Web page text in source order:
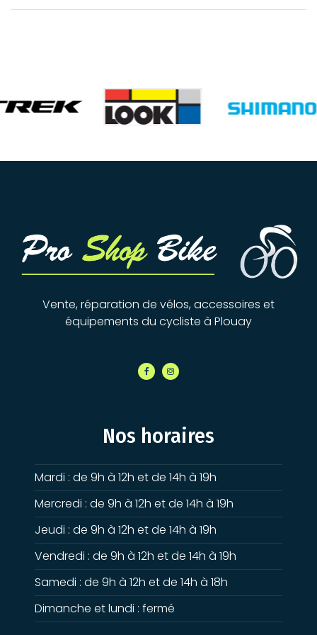
Vente, réparation de vélos, accessoires et
équipements du cycliste à Plouay
Nos horaires
Mardi : de 9h à 12h et de 14h à 19h
Mercredi : de 9h à 12h et de 14h à 19h
Jeudi : de 9h à 12h et de 14h à 19h
Vendredi : de 9h à 12h et de 14h à 19h
Samedi : de 9h à 12h et de 14h à 18h
Dimanche et lundi : fermé